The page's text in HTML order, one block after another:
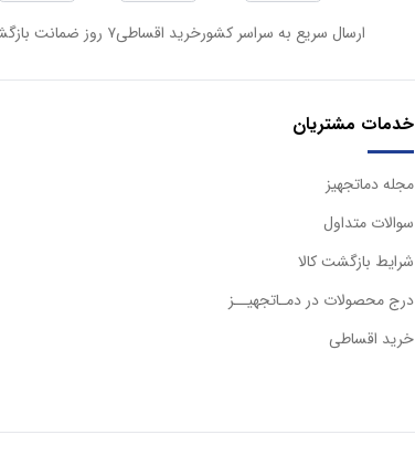
ارسال سریع به سراسر کشورخرید اقساطی۷ روز ضمانت بازگشت کالا
خدمات مشتریان
مجله دماتجهیز
سوالات متداول
شرایط بازگشت کالا
درج محصولات در دمـاتجهیــز
خرید اقساطی